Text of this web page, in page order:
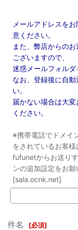
メールアドレスを
意ください。
また、弊店からの
ございますので、
迷惑メールフォルダ
なお、登録後に自
い。
届かない場合は大
ください。
※携帯電話でドメイ
をされているお客様
fufunetからお送り
ンの追加設定をお願
[sala.ocnk.net]
件名 [必須]